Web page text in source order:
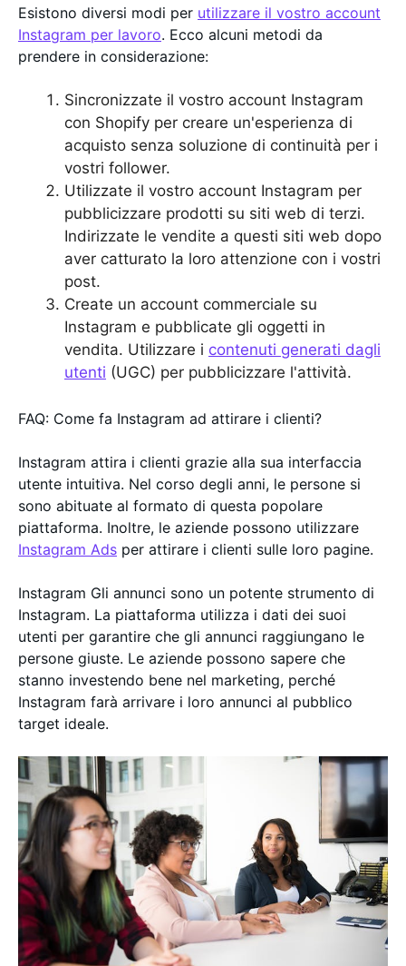
Esistono diversi modi per utilizzare il vostro account
Instagram per lavoro. Ecco alcuni metodi da
prendere in considerazione:
Sincronizzate il vostro account Instagram
con Shopify per creare un'esperienza di
acquisto senza soluzione di continuità per i
vostri follower.
Utilizzate il vostro account Instagram per
pubblicizzare prodotti su siti web di terzi.
Indirizzate le vendite a questi siti web dopo
aver catturato la loro attenzione con i vostri
post.
Create un account commerciale su
Instagram e pubblicate gli oggetti in
vendita. Utilizzare i contenuti generati dagli
utenti (UGC) per pubblicizzare l'attività.
FAQ: Come fa Instagram ad attirare i clienti?
Instagram attira i clienti grazie alla sua interfaccia
utente intuitiva. Nel corso degli anni, le persone si
sono abituate al formato di questa popolare
piattaforma. Inoltre, le aziende possono utilizzare
Instagram Ads per attirare i clienti sulle loro pagine.
Instagram Gli annunci sono un potente strumento di
Instagram. La piattaforma utilizza i dati dei suoi
utenti per garantire che gli annunci raggiungano le
persone giuste. Le aziende possono sapere che
stanno investendo bene nel marketing, perché
Instagram farà arrivare i loro annunci al pubblico
target ideale.